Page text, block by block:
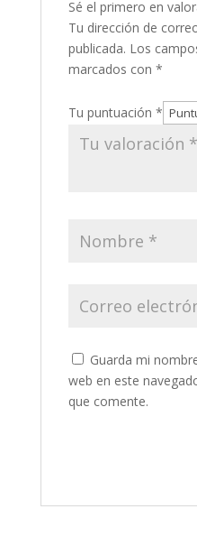
Sé el primero en
Tu dirección de
publicada. Los
marcados con *
Tu puntuación *
Guarda mi
web en este
que comente.